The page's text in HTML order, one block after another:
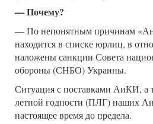
— Почему?
— По непонятным причинам
находится в списке юрлиц, в
наложены санкции Совета
обороны (СНБО) Украины.
Ситуация с поставками АиКИ, а
летной годности (ПЛГ) наших
настоящее время до предела.